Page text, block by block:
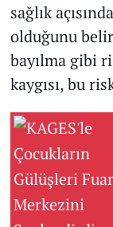
sağlık
olduğunu
bayılma gibi
kaygısı, bu